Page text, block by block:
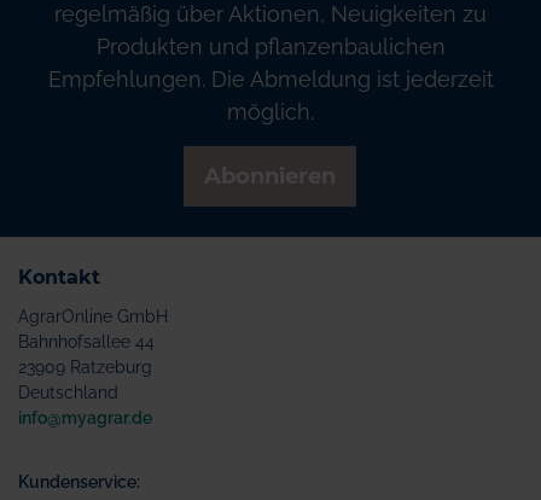
regelmäßig über Aktionen, Neuigkeiten zu
Produkten und pflanzenbaulichen
Empfehlungen. Die Abmeldung ist jederzeit
möglich.
Kontakt
AgrarOnline GmbH
Bahnhofsallee 44
23909 Ratzeburg
Deutschland
info@myagrar.de
Kundenservice: